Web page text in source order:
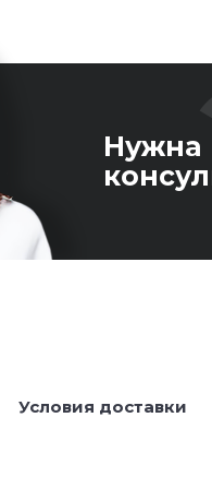
Нужна
Условия доставки